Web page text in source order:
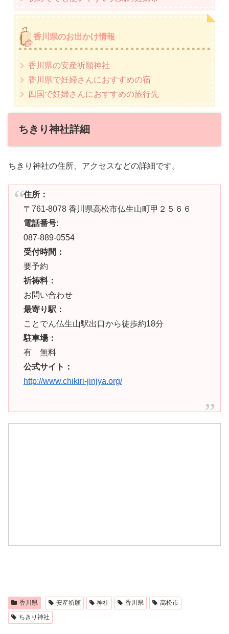
香川県のお出かけ情報
香川県の安産祈願神社
香川県で妊婦さんにおすすめの宿
四国で妊婦さんにおすすめの旅行先
ちきり神社詳細
ちきり神社の住所、アクセスなどの詳細です。
住所：
〒761-8078 香川県高松市仏生山町甲２５６６
電話番号:
087-889-0554
受付時間：
要予約
祈祷料：
お問い合わせ
最寄り駅：
ことでん仏生山駅出口から徒歩約18分
駐車場：
有 無料
公式サイト：
http://www.chikiri-jinjya.org/
香川県 安産祈願 神社 香川県
高松市
ちきり神社